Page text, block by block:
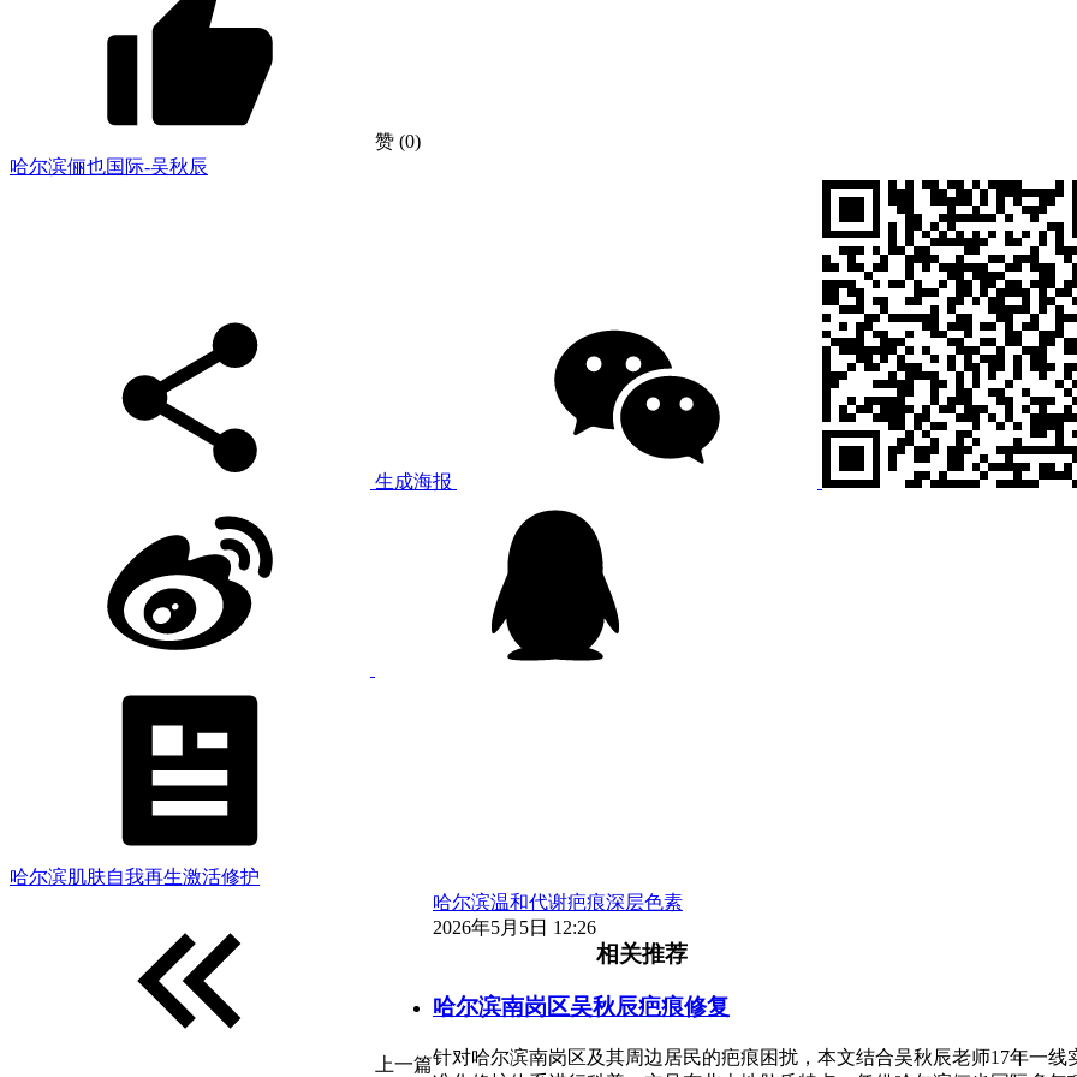
赞 (0)
哈尔滨俪也国际-吴秋辰
生成海报
哈尔滨肌肤自我再生激活修护
上一篇
哈尔滨温和代谢疤痕深层色素
2026年5月5日 12:26
相关推荐
哈尔滨南岗区吴秋辰疤痕修复
针对哈尔滨南岗区及其周边居民的疤痕困扰，本文结合吴秋辰老师17年一线